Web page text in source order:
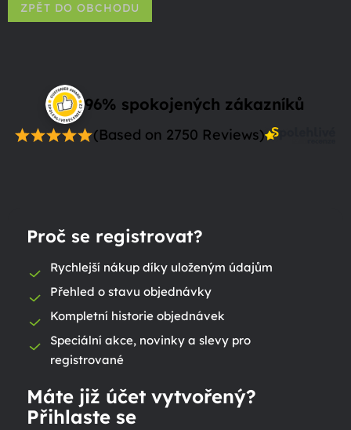
ZPĚT DO OBCHODU
96% spokojených zákazníků
(Based on 2750 Reviews)
Proč se registrovat?
Rychlejší nákup díky uloženým údajům
Přehled o stavu objednávky
Kompletní historie objednávek
Speciální akce, novinky a slevy pro
registrované
Máte již účet vytvořený?
Přihlaste se